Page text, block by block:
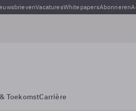
VacaturesWhitepapersAbonneren
ToekomstCarrière